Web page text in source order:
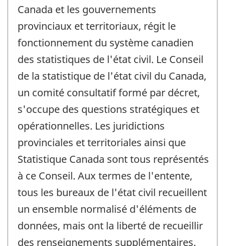
Canada et les gouvernements
provinciaux et territoriaux, régit le
fonctionnement du système canadien
des statistiques de l'état civil. Le Conseil
de la statistique de l'état civil du Canada,
un comité consultatif formé par décret,
s'occupe des questions stratégiques et
opérationnelles. Les juridictions
provinciales et territoriales ainsi que
Statistique Canada sont tous représentés
à ce Conseil. Aux termes de l'entente,
tous les bureaux de l'état civil recueillent
un ensemble normalisé d'éléments de
données, mais ont la liberté de recueillir
des renseignements supplémentaires.